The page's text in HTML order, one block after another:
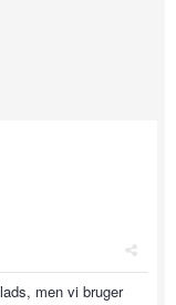
men vi bruger